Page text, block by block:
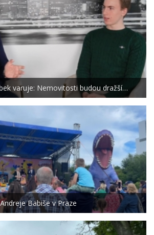
varuje: Nemovitosti budou dražší…
Babiše v Praze